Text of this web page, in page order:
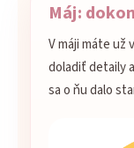
Máj:
V máji máte už
doladiť detaily
sa o ňu dalo